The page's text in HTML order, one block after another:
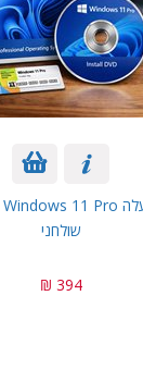
שולחני
394 ₪